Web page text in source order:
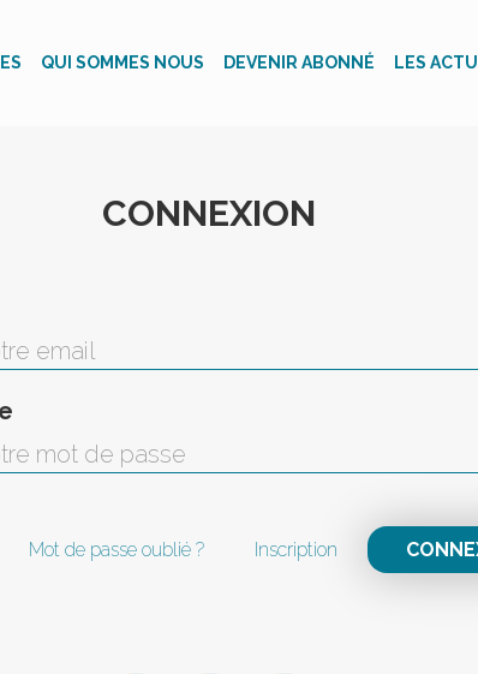
QUI SOMMES NOUS DEVENIR ABONNÉ LES
CONNEXION
Mot de passe oublié ? Inscription